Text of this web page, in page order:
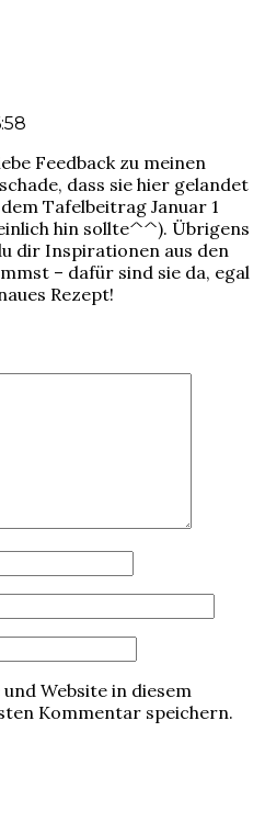
Feedback zu meinen
dass sie hier gelandet
Tafelbeitrag Januar 1
hin sollte^^). Übrigens
dir Inspirationen aus den
– dafür sind sie da, egal
Rezept!
Website in diesem
Kommentar speichern.